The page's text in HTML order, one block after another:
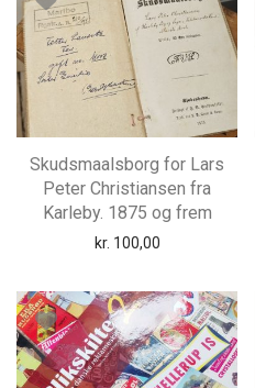
Skudsmaalsborg for Lars
Peter Christiansen fra
Karleby. 1875 og frem
kr. 100,00